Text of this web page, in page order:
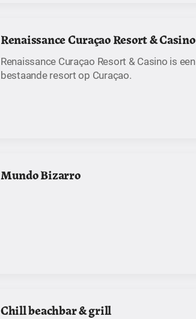
Renaissance Curaçao Resort & Casino
Renaissance Curaçao Resort & Casino is een
bestaande resort op Curaçao.
Mundo Bizarro
Chill beachbar & grill